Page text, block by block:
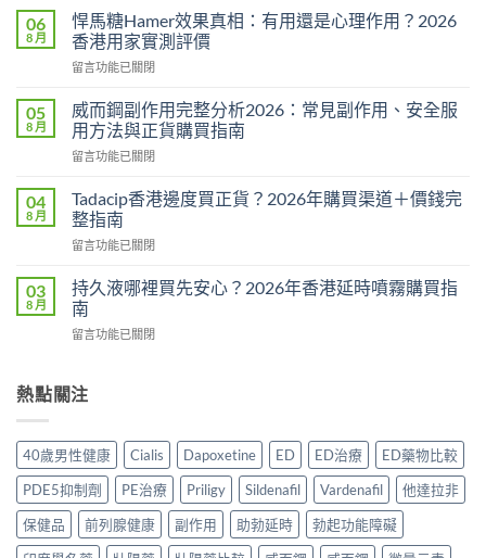
利
勁
用
法
量
完
整
教
幾
時
食
多？
正
確
一
次
清
楚〉
中
06
8 月
悍馬糖Hamer效果真相：有用還是心理作用？2026
香港用家實測評價
在
馬
糖
Hamer
效
真
相：
用
是
心
作
香
家
實
測
評
價〉
中
留言功能已關閉
05
8 月
威而鋼副作用完整分析2026：常見副作用、安全服
用方法與正貨購買指南
在
而
鋼
副
作
完
整
分
析
見
用、
安
全
服
方
留言功能已關閉
04
8 月
Tadacip香港邊度買正貨？2026年購買渠道＋價錢完
整指南
在
香
港
邊
度
貨？
購
買
渠
道
價
留言功能已關閉
03
8 月
持久液哪裡買先安心？2026年香港延時噴霧購買指
南
在
液
哪
買
先
安
心？
2026
年
香
留言功能已關閉
熱點關注
40歲男性健康 Cialis Dapoxetine ED ED治療
ED藥物比較
PDE5抑制劑
PE治療 Priligy Sildenafil Vardenafil
他達拉非
保健品
前列腺健康 副作用 助勃延時
勃起功能障礙